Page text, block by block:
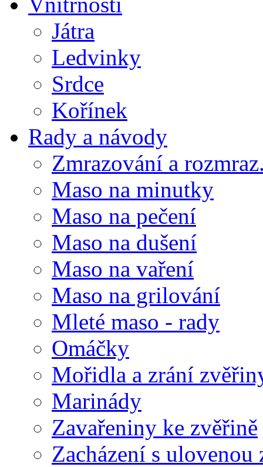
Játra
Ledvinky
Srdce
Kořínek
Rady a návody
Zmrazování a
Maso na minutky
Maso na pečení
Maso na dušení
Maso na vaření
Maso na grilování
Mleté maso - rady
Omáčky
Mořidla a zrání
Marinády
Zavařeniny ke zvěřině
Zacházení s ulovenou